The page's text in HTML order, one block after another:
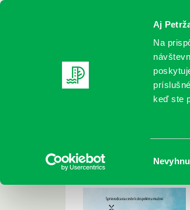
Aj
Na
keď ste
súhlasu
REGISTRUJTE SA
Gross,